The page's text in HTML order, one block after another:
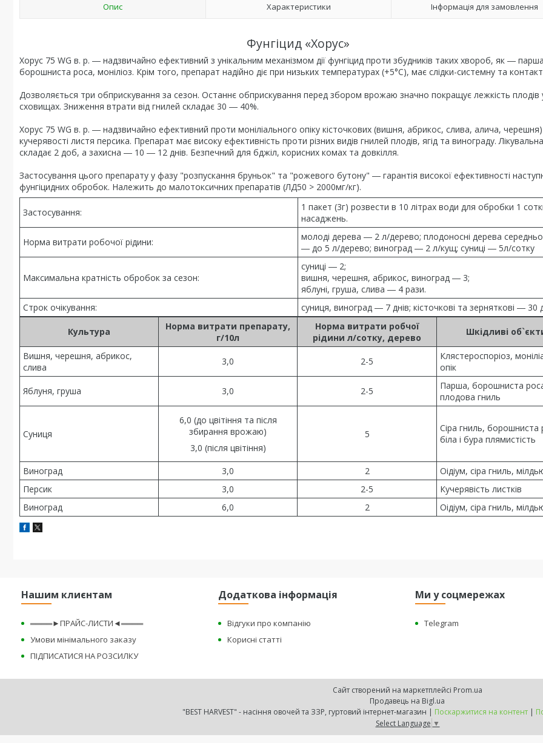
Опис Характеристики Інформація для замовлення
Фунгіцид «Хорус»
Хорус 75 WG в. р. ― надзвичайно ефективний з унікальним механізмом дії фунгіцид проти збудників таких хвороб, як ―
борошниста роса, моніліоз. Крім того, препарат надійно діє при низьких температурах (+5°С), має слідки-системну та
Дозволяється три обприскування за сезон. Останнє обприскування перед збором врожаю значно покращує лежкість плодів
сховищах. Зниження втрати від гнилей складає 30 ― 40%.
Хорус 75 WG в. р. ― надзвичайно ефективний проти моніліального опіку кісточкових (вишня, абрикос, слива, алича,
кучерявості листя персика. Препарат має високу ефективність проти різних видів гнилей плодів, ягід та винограду.
складає 2 доб, а захисна ― 10 ― 12 днів. Безпечний для бджіл, корисних комах та довкілля.
Застосування цього препарату у фазу "розпускання бруньок" та "рожевого бутону" ― гарантія високої ефективності
фунгіцидних обробок. Належить до малотоксичних препаратів (ЛД50 > 2000мг/кг).
Застосування:
1 пакет (3г) розвести в 10 літрах води для обробки 1
насаджень.
Норма витрати робочої рідини:
молоді дерева ― 2 л/дерево; плодоносні дерева
― до 5 л/дерево; виноград ― 2 л/кущ; суниці ― 5л/сотку
Максимальна кратність обробок за сезон:
суниці ― 2;
вишня, черешня, абрикос, виноград ― 3;
яблуні, груша, слива ― 4 рази.
Строк очікування:
суниця, виноград ― 7 днів; кісточкові та зерняткові ― 30
Культура
Норма витрати препарату,
г/10л
Норма витрати робчої
рідини л/сотку, дерево
Шкідливі
Вишня, черешня, абрикос,
слива
3,0 2-5
Клястероспоріоз,
опік
Яблуня, груша 3,0 2-5
Парша, борошниста
плодова гниль
Суниця
6,0 (до цвітіння та після
збирання врожаю)
3,0 (після цвітіння)
5
Сіра гниль, борошниста
біла і бура плямистість
Виноград 3,0 2
Оідіум, сіра гниль,
Персик
3,0 2-5
Кучерявість листків
Виноград
6,0 2 Оідіум, сіра гниль,
Нашим клиєнтам
════►ПРАЙС-ЛИСТИ◄════
Умови мінімального заказу
ПІДПИСАТИСЯ НА РОЗСИЛКУ
Додаткова інформація
Відгуки про компанію
Корисні статті
Ми у соцмережах
Telegram
Сайт створений на маркетплейсі Prom.ua
Продавець на Bigl.ua
"BEST HARVEST" - насіння овочей та ЗЗР, гуртовий інтернет-магазин | Поскаржитися на контент |
Select Language ▼